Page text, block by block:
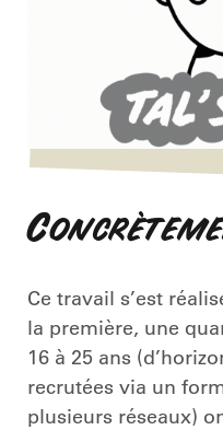
Ce travail s’est
la première, une
16 à 25 ans
recrutées via un
plusieurs réseaux)